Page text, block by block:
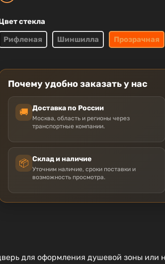
стекла
Рифленая
Шиншилла Прозрачная
Почему удобно заказать у нас
🚚 Доставка по России
Москва, область и регионы через
транспортные компании.
📦 Склад и наличие
Уточним наличие, сроки поставки и
возможность просмотра.
для оформления душевой зоны или